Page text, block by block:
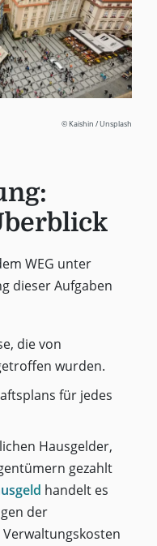
© Kaishin / Unsplash
WEG unter
dieser Aufgaben
die von
wurden.
für jedes
Hausgelder,
gezahlt
handelt es
der